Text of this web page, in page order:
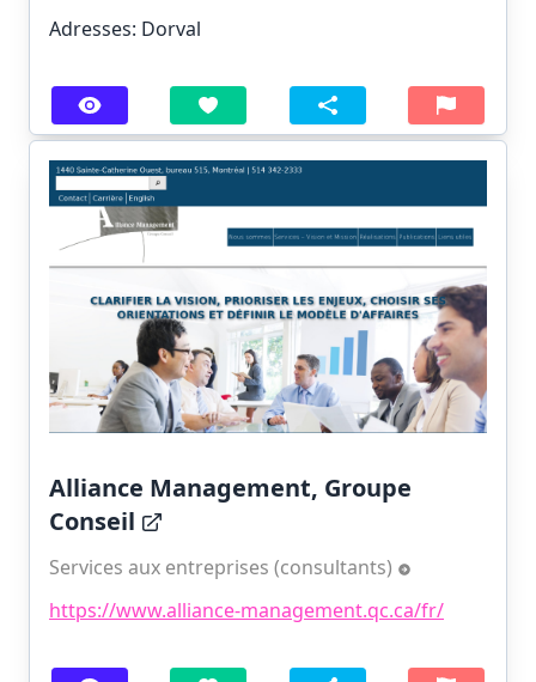
Adresses: Dorval
Alliance Management, Groupe
Conseil
Services aux entreprises (consultants)
https://www.alliance-management.qc.ca/fr/